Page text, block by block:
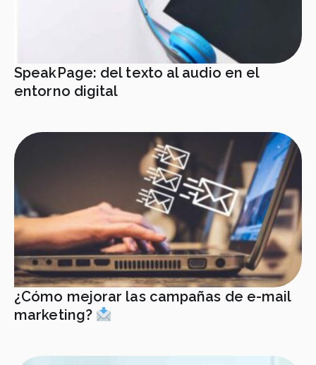
SpeakPage: del texto al audio en el
entorno digital
¿Cómo mejorar las campañas de e-mail
marketing?